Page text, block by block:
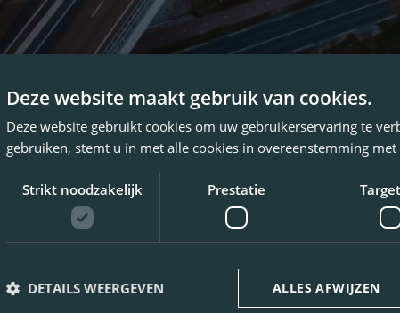
Deze website maakt gebruik van cookies.
Deze website gebruikt cookies om uw gebruikerservaring te
gebruiken, stemt u in met alle cookies in overeenstemming met
Strikt noodzakelijk Prestatie
ALLES AFWIJZEN
DETAILS WEERGEVEN